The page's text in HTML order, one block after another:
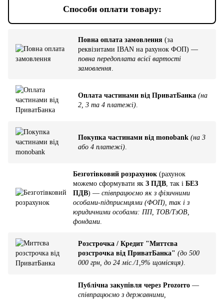
Способи оплати товару:
Повна оплата замовлення (за
реквізитами IBAN на рахунок ФОП) —
повна передоплата всієї вартості
замовлення
Оплата частинами від ПриватБанка (на
2, 3 та 4 платежі)
Покупка частинами від monobank (на 3
або 4 платежі)
Безготівковий розрахунок (рахунок
можемо сформувати як З ПДВ , так і БЕЗ
ПДВ) — співпрацюємо як з фізичними
особами-підприємцями (ФОП), так і з
юридичними особами: ПП, ТОВ/ТзОВ,
фондами
Розстрочка / Кредит "Миттєва
розстрочка від ПриватБанка" (до 500
000 грн, до 24 міс./1,9% щомісяця).
Публічна закупівля через Prozorro —
співпрацюємо з державними,